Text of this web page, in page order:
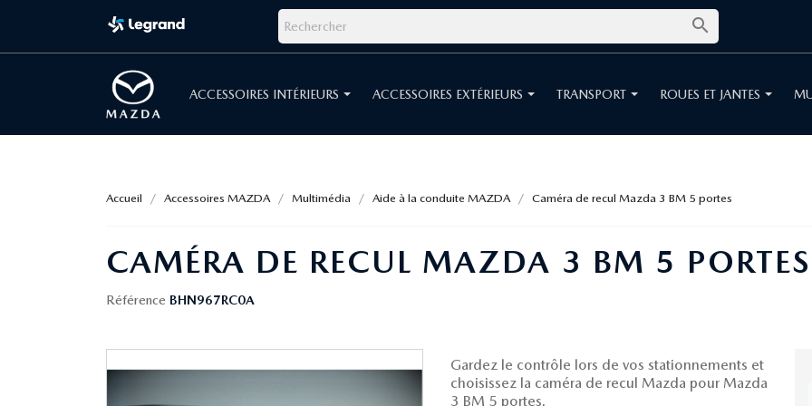

ACCESSOIRES INTÉRIEURS ACCESSOIRES EXTÉRIEURS TRANSPORT ROUES ET JANTES
Accueil Accessoires MAZDA Multimédia Aide à la conduite MAZDA Caméra de recul Mazda 3 BM 5 portes
CAMÉRA DE RECUL MAZDA 3 BM 5 PORTES
Référence BHN967RC0A
Gardez le contrôle lors de vos stationnements et
choisissez la caméra de recul Mazda pour Mazda
3 BM 5 portes.